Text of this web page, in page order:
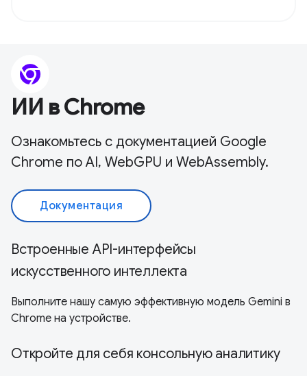
ИИ в Chrome
Ознакомьтесь с документацией Google
Chrome по AI, WebGPU и WebAssembly.
Документация
Встроенные API-интерфейсы
искусственного интеллекта
Выполните нашу самую эффективную модель Gemini в
Chrome на устройстве.
Откройте для себя консольную аналитику